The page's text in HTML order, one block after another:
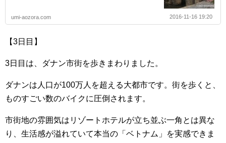
umi-aozora.com 2016-11-16 19:20
【3日目】
3日目は、ダナン市街を歩きまわりました。
ダナンは人口が100万人を超える大都市です。街を歩くと、
ものすごい数のバイクに圧倒されます。
市街地の雰囲気はリゾートホテルが立ち並ぶ一角とは異な
り、生活感が溢れていて本当の「ベトナム」を実感できま